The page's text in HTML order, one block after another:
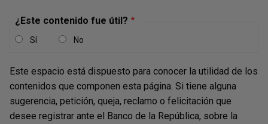
(continuación)
Intermediarios financieros
3.1 Tasa de intervención del Banco de la
República y tasa interbancaria
¿Este contenido fue útil?
Sí No
Este espacio está dispuesto para conocer la utilidad de los
contenidos que componen esta página. Si tiene alguna
sugerencia, petición, queja, reclamo o felicitación que
desee registrar ante el Banco de la República, sobre la